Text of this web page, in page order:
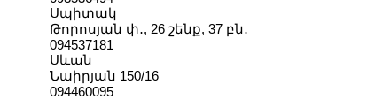
Սպիտակ
Թորոսյան փ․, 26 շենք, 37 բն․
094537181
Սևան
Նաիրյան 150/16
094460095